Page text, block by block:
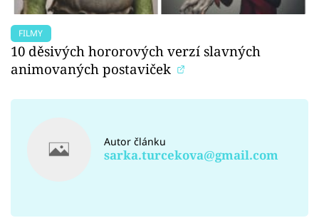
FILMY
10 děsivých hororových verzí slavných
animovaných postaviček
Autor článku
sarka.turcekova@gmail.com